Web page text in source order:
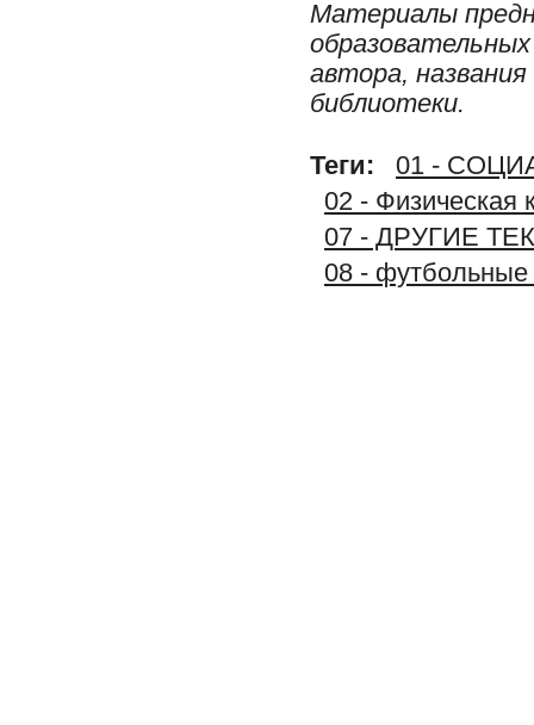
Материалы
автора,
библиотеки.
Теги:
01 -
02 - Физическая
07 - ДРУГИЕ
08 -